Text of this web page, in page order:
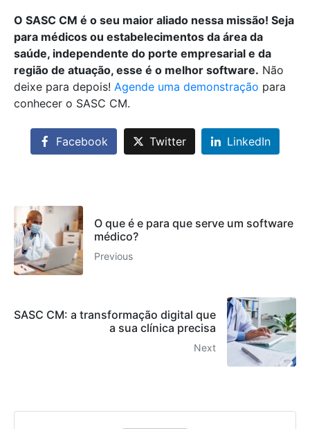
O SASC CM é o seu maior aliado nessa missão! Seja
para médicos ou estabelecimentos da área da
saúde, independente do porte empresarial e da
região de atuação, esse é o melhor software. Não
deixe para depois! Agende uma demonstração para
conhecer o SASC CM.
Facebook Twitter LinkedIn
O que é e para que serve um software
médico?
Previous
SASC CM: a transformação digital que
a sua clínica precisa
Next